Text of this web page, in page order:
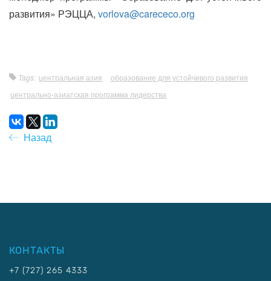
развития» РЭЦЦА, vorlova@carececo.org
Tags: центральная азия
образование для устойчивого развития
центрально-азиатская программа лидерства
Назад
КОНТАКТЫ
+7 (727) 265 4333